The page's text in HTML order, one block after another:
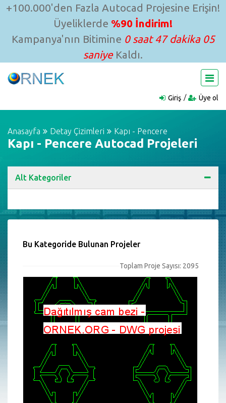
+100.000'den Fazla Autocad Projesine Erişin!
Üyeliklerde %90 İndirim!
Kampanya'nın Bitimine 0 saat 47 dakika 04
saniyeKaldı.
Giriş Üye ol
Anasayfa Detay Çizimleri Kapı - Pencere
Kapı - Pencere Autocad Projeleri
Alt Kategoriler
Bu Kategoride Bulunan Projeler
Toplam Proje Sayısı: 2095